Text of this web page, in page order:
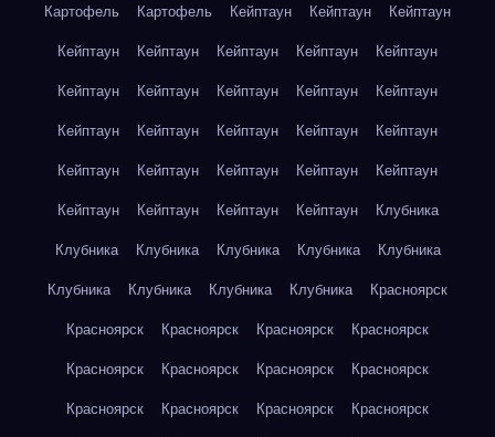
Картофель
Картофель Кейптаун Кейптаун
Кейптаун
Кейптаун
Кейптаун Кейптаун Кейптаун
Кейптаун
Кейптаун
Кейптаун Кейптаун Кейптаун
Кейптаун
Кейптаун
Кейптаун Кейптаун Кейптаун
Кейптаун
Кейптаун
Кейптаун Кейптаун Кейптаун
Кейптаун
Кейптаун
Кейптаун Кейптаун Кейптаун
Клубника
Клубника
Клубника Клубника Клубника
Клубника
Клубника
Клубника Клубника Клубника
Красноярск
Красноярск
Красноярск Красноярск
Красноярск
Красноярск
Красноярск Красноярск
Красноярск
Красноярск
Красноярск Красноярск
Красноярск